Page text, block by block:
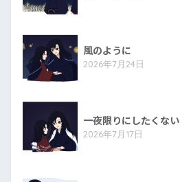
風のように
2026年7月24日
一夜限りにしたくない
2026年7月17日